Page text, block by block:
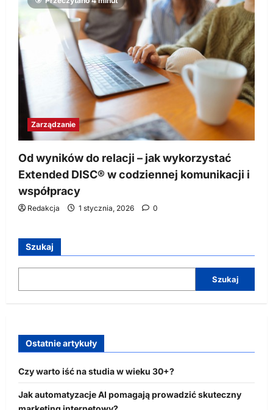
Zarządzanie
Od wyników do relacji – jak wykorzystać
Extended DISC® w codziennej komunikacji i
współpracy
Redakcja 1 stycznia, 2026 0
Szukaj
Szukaj
Ostatnie artykuły
Czy warto iść na studia w wieku 30+?
Jak automatyzacje AI pomagają prowadzić skuteczny